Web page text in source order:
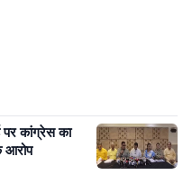
पर कांग्रेस का
आरोप